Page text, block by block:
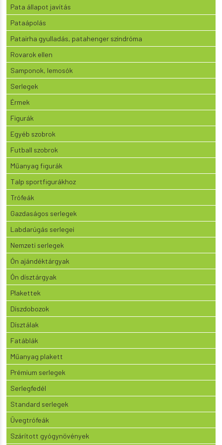
Pata állapot javítás
Pataápolás
Patairha gyulladás, patahenger szindróma
Rovarok ellen
Samponok, lemosók
Serlegek
Érmek
Figurák
Egyéb szobrok
Futball szobrok
Műanyag figurák
Talp sportfigurákhoz
Trófeák
Gazdaságos serlegek
Labdarúgás serlegei
Nemzeti serlegek
Ón ajándéktárgyak
Ón dísztárgyak
Plakettek
Díszdobozok
Dísztálak
Fatáblák
Műanyag plakett
Prémium serlegek
Serlegfedél
Standard serlegek
Üvegtrófeák
Szárított gyógynövények